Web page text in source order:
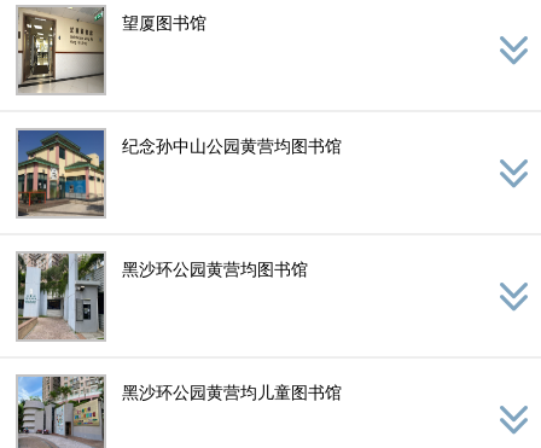
望厦图书馆
纪念孙中山公园黄营均图书馆
黑沙环公园黄营均图书馆
黑沙环公园黄营均儿童图书馆